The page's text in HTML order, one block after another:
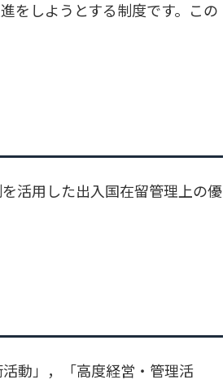
をしようとする制度です。この
活用した出入国在留管理上の優
動」，「高度経営・管理活